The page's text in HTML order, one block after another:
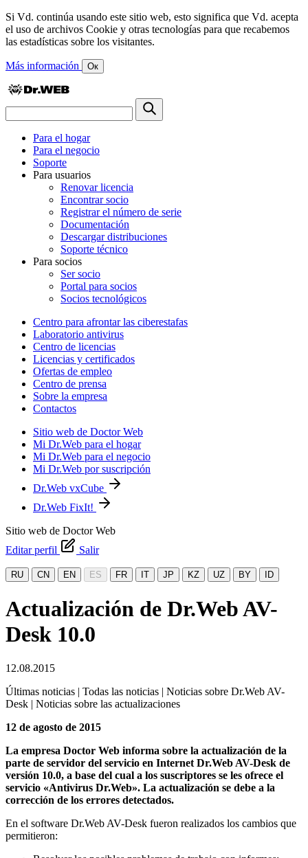
Si Vd. continúa usando este sitio web, esto significa que Vd. acepta
el uso de archivos Cookie y otras tecnologías para que recabemos
las estadísticas sobre los visitantes.
Más información Ок
Para el hogar
Para el negocio
Soporte
Para usuarios
Renovar licencia
Encontrar socio
Registrar el número de serie
Documentación
Descargar distribuciones
Soporte técnico
Para socios
Ser socio
Portal para socios
Socios tecnológicos
Centro para afrontar las ciberestafas
Laboratorio antivirus
Centro de licencias
Licencias y certificados
Ofertas de empleo
Centro de prensa
Sobre la empresa
Contactos
Sitio web de Doctor Web
Mi Dr.Web para el hogar
Mi Dr.Web para el negocio
Mi Dr.Web por suscripción
Dr.Web vxCube
Dr.Web FixIt!
Sitio web de Doctor Web
Editar perfil
Salir
RU CN EN ES FR IT JP KZ UZ BY ID
Actualización de Dr.Web AV-
Desk 10.0
12.08.2015
Últimas noticias | Todas las noticias | Noticias sobre Dr.Web AV-
Desk | Noticias sobre las actualizaciones
12 de agosto de 2015
La empresa Doctor Web informa sobre la actualización de la
parte de servidor del servicio en Internet Dr.Web AV-Desk de
versión 10.0, a base del cual a los suscriptores se les ofrece el
servicio «Antivirus Dr.Web». La actualización se debe a la
corrección de los errores detectados.
En el software Dr.Web AV-Desk fueron realizados los cambios que
permitieron: